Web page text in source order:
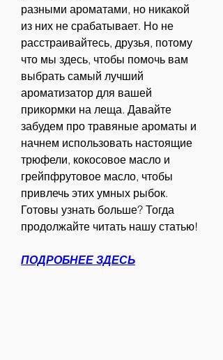
разными ароматами, но никакой
из них не срабатывает. Но не
расстраивайтесь, друзья, потому
что мы здесь, чтобы помочь вам
выбрать самый лучший
ароматизатор для вашей
прикормки на леща. Давайте
забудем про травяные ароматы и
начнем использовать настоящие
трюфели, кокосовое масло и
грейпфрутовое масло, чтобы
привлечь этих умных рыбок.
Готовы узнать больше? Тогда
продолжайте читать нашу статью!
ПОДРОБНЕЕ ЗДЕСЬ